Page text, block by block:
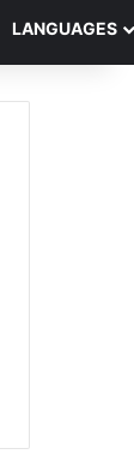
LANGUAGES